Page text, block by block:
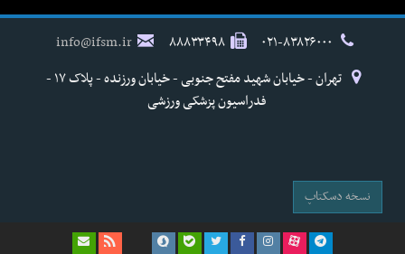
۸۸۸۳۳۴۹۸
info@ifsm.ir
تهران - خیابان شهید مفتح جنوبی - خیابان ورزنده - پلاک ۱۷ -
فدراسیون پزشکی ورزشی
نسخه دسکتاپ